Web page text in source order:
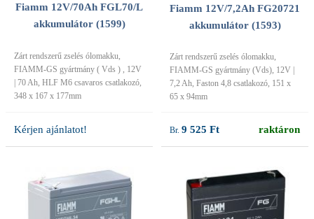
Fiamm 12V/70Ah FGL70/L
akkumulátor (1599)
Zárt rendszerű zselés ólomakku,
FIAMM-GS gyártmány ( Vds ) , 12V
| 70 Ah, HLF M6 csavaros csatlakozó,
348 x 167 x 177mm
Kérjen ajánlatot!
Fiamm 12V/7,2Ah FG20721
akkumulátor (1593)
Zárt rendszerű zselés ólomakku,
FIAMM-GS gyártmány (Vds), 12V |
7,2 Ah, Faston 4,8 csatlakozó, 151 x
65 x 94mm
9 525 Ft raktáron